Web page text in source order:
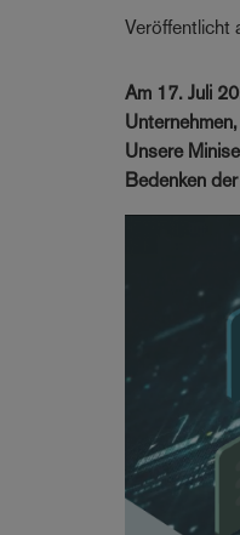
Veröffentlicht
Am 17. Juli
Unsere
Bedenken